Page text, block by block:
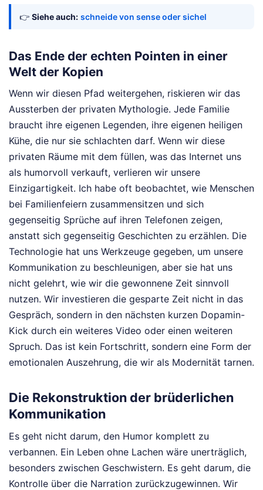
👉 Siehe auch: schneide von sense oder sichel
Das Ende der echten Pointen in einer
Welt der Kopien
Wenn wir diesen Pfad weitergehen, riskieren wir das
Aussterben der privaten Mythologie. Jede Familie
braucht ihre eigenen Legenden, ihre eigenen heiligen
Kühe, die nur sie schlachten darf. Wenn wir diese
privaten Räume mit dem füllen, was das Internet uns
als humorvoll verkauft, verlieren wir unsere
Einzigartigkeit. Ich habe oft beobachtet, wie Menschen
bei Familienfeiern zusammensitzen und sich
gegenseitig Sprüche auf ihren Telefonen zeigen,
anstatt sich gegenseitig Geschichten zu erzählen. Die
Technologie hat uns Werkzeuge gegeben, um unsere
Kommunikation zu beschleunigen, aber sie hat uns
nicht gelehrt, wie wir die gewonnene Zeit sinnvoll
nutzen. Wir investieren die gesparte Zeit nicht in das
Gespräch, sondern in den nächsten kurzen Dopamin-
Kick durch ein weiteres Video oder einen weiteren
Spruch. Das ist kein Fortschritt, sondern eine Form der
emotionalen Auszehrung, die wir als Modernität tarnen.
Die Rekonstruktion der brüderlichen
Kommunikation
Es geht nicht darum, den Humor komplett zu
verbannen. Ein Leben ohne Lachen wäre unerträglich,
besonders zwischen Geschwistern. Es geht darum, die
Kontrolle über die Narration zurückzugewinnen. Wir